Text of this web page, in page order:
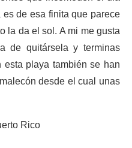
de esa finita que parece
la da el sol. A mi me gusta
de quitársela y terminas
esta playa también se han
desde el cual unas